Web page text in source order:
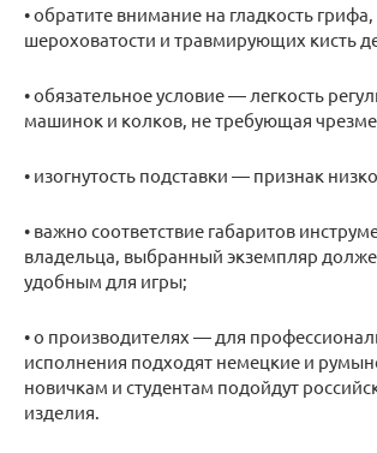
• обратите внимание на гладкость грифа,
шероховатости и травмирующих кисть
• обязательное условие — легкость
машинок и колков, не требующая
• изогнутость подставки — признак
• важно соответствие габаритов
владельца, выбранный экземпляр
удобным для игры;
• о производителях — для
исполнения подходят немецкие и
новичкам и студентам подойдут
изделия.